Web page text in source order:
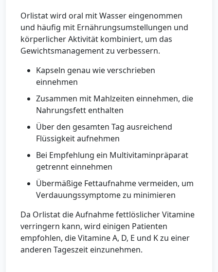
Orlistat wird oral mit Wasser eingenommen
und häufig mit Ernährungsumstellungen und
körperlicher Aktivität kombiniert, um das
Gewichtsmanagement zu verbessern.
Kapseln genau wie verschrieben
einnehmen
Zusammen mit Mahlzeiten einnehmen, die
Nahrungsfett enthalten
Über den gesamten Tag ausreichend
Flüssigkeit aufnehmen
Bei Empfehlung ein Multivitaminpräparat
getrennt einnehmen
Übermäßige Fettaufnahme vermeiden, um
Verdauungssymptome zu minimieren
Da Orlistat die Aufnahme fettlöslicher Vitamine
verringern kann, wird einigen Patienten
empfohlen, die Vitamine A, D, E und K zu einer
anderen Tageszeit einzunehmen.